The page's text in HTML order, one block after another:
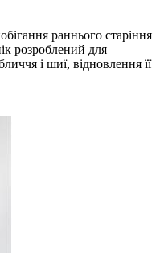
раннього старіння
розроблений для
і шиї, відновлення її